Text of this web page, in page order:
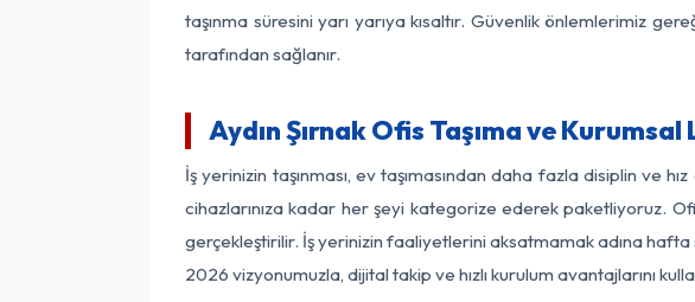
taşınma süresini yarı yarıya kısaltır. Güvenlik önlemlerimiz
tarafından sağlanır.
Aydın Şırnak Ofis Taşıma ve
İş yerinizin taşınması, ev taşımasından daha fazla disiplin ve
cihazlarınıza kadar her şeyi kategorize ederek paketliyoruz.
gerçekleştirilir. İş yerinizin faaliyetlerini aksatmamak adına hafta
2026 vizyonumuzla, dijital takip ve hızlı kurulum avantajlarını